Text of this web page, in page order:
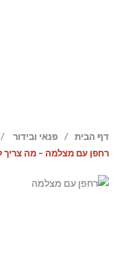
דף הבית / פנאי ובידור /
רחפן עם מצלמה – מה צריך